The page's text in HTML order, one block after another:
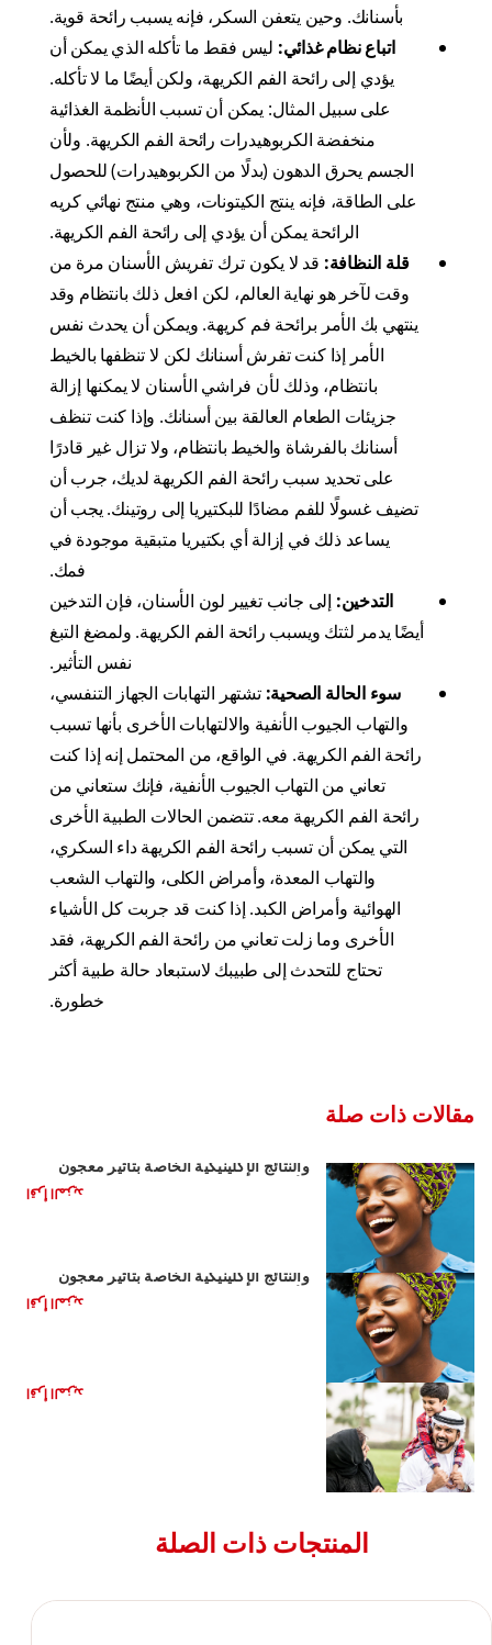
بأسنانك. وحين يتعفن السكر، فإنه يسبب رائحة قوية.
اتباع نظام غذائي: ليس فقط ما تأكله الذي يمكن أن
يؤدي إلى رائحة الفم الكريهة، ولكن أيضًا ما لا تأكله.
على سبيل المثال: يمكن أن تسبب الأنظمة الغذائية
منخفضة الكربوهيدرات رائحة الفم الكريهة. ولأن
الجسم يحرق الدهون (بدلًا من الكربوهيدرات) للحصول
على الطاقة، فإنه ينتج الكيتونات، وهي منتج نهائي كريه
الرائحة يمكن أن يؤدي إلى رائحة الفم الكريهة.
قلة النظافة: قد لا يكون ترك تفريش الأسنان مرة من
وقت لآخر هو نهاية العالم، لكن افعل ذلك بانتظام وقد
ينتهي بك الأمر برائحة فم كريهة. ويمكن أن يحدث نفس
الأمر إذا كنت تفرش أسنانك لكن لا تنظفها بالخيط
بانتظام، وذلك لأن فراشي الأسنان لا يمكنها إزالة
جزيئات الطعام العالقة بين أسنانك. وإذا كنت تنظف
أسنانك بالفرشاة والخيط بانتظام، ولا تزال غير قادرًا
على تحديد سبب رائحة الفم الكريهة لديك، جرب أن
تضيف غسولًا للفم مضادًا للبكتيريا إلى روتينك. يجب أن
يساعد ذلك في إزالة أي بكتيريا متبقية موجودة في
فمك.
التدخين: إلى جانب تغيير لون الأسنان، فإن التدخين
أيضًا يدمر لثتك ويسبب رائحة الفم الكريهة. ولمضغ التبغ
نفس التأثير.
سوء الحالة الصحية: تشتهر التهابات الجهاز التنفسي،
والتهاب الجيوب الأنفية والالتهابات الأخرى بأنها تسبب
رائحة الفم الكريهة. في الواقع، من المحتمل إنه إذا كنت
تعاني من التهاب الجيوب الأنفية، فإنك ستعاني من
رائحة الفم الكريهة معه. تتضمن الحالات الطبية الأخرى
التي يمكن أن تسبب رائحة الفم الكريهة داء السكري،
والتهاب المعدة، وأمراض الكلى، والتهاب الشعب
الهوائية وأمراض الكبد. إذا كنت قد جربت كل الأشياء
الأخرى وما زلت تعاني من رائحة الفم الكريهة، فقد
تحتاج للتحدث إلى طبيبك لاستبعاد حالة طبية أكثر
خطورة.
مقالات ذات صلة
والنتائج الإكلينيكية الخاصة بتأثير معجون
الأسنان وغسول الفم على فيروس كوفيد-19
اقرأ المزيد
والنتائج الإكلينيكية الخاصة بتأثير معجون
الأسنان وغسول الفم على فيروس كوفيد-19
اقرأ المزيد
اقرأ المزيد
المنتجات ذات الصلة